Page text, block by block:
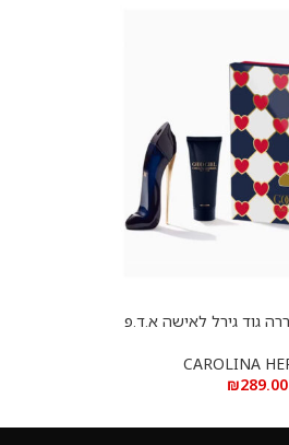
גוד גירל לאישה א.ד.פ
CAROLINA
₪289.00